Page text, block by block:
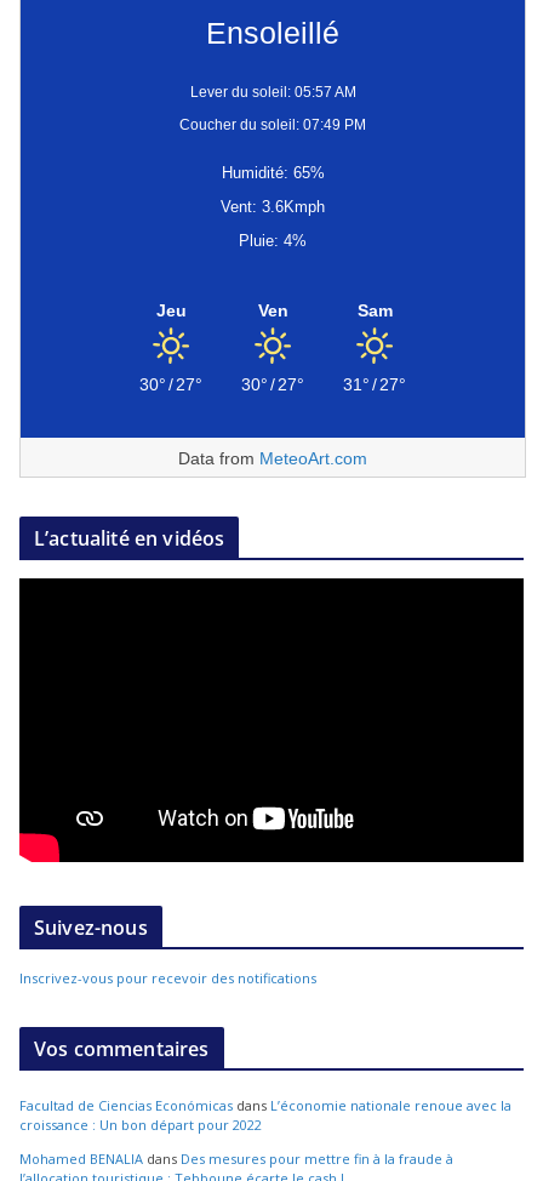
Ensoleillé
Lever du soleil: 05:57 AM
Coucher du soleil: 07:49 PM
Humidité: 65%
Vent: 3.6Kmph
Pluie: 4%
Jeu
30°/27°
Ven
30°/27°
Sam
31°/27°
Data from MeteoArt.com
L’actualité en vidéos
Suivez-nous
Inscrivez-vous pour recevoir des notifications
Vos commentaires
Facultad de Ciencias Económicas dans L’économie nationale renoue avec la
croissance : Un bon départ pour 2022
Mohamed BENALIA dans Des mesures pour mettre fin à la fraude à